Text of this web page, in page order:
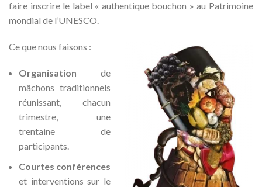
faire inscrire le label « authentique bouchon » au Patrimoine
mondial de l’UNESCO.
Ce que nous faisons :
Organisation de
mâchons traditionnels
réunissant, chacun
trimestre, une
trentaine de
participants.
Courtes conférences
et interventions sur le